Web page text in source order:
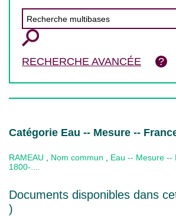
RECHERCHE AVANCÉE
Catégorie Eau -- Mesure --
RAMEAU Nom commun
Eau -- Mesure --
1800-....
Documents disponibles dans
)